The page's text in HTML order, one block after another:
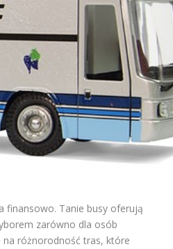
finansowo. Tanie busy oferują
zarówno dla osób
na różnorodność tras, które